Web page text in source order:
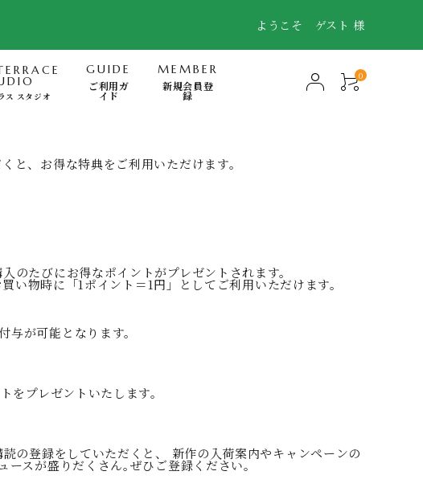
ようこそ ゲスト 様
書籍
ス スタジオ
GUIDE
ご利用ガ
イド
MEMBER
新規会員登
録
0
と、お得な特典をご利用いただけます。
のたびにお得なポイントがプレゼントされます。
物時に「1ポイント＝1円」としてご利用いただけます。
が可能となります。
をプレゼントいたします。
の登録をしていただくと、 新作の入荷案内やキャンペーンの
スが盛りだくさん｡ぜひご登録ください｡